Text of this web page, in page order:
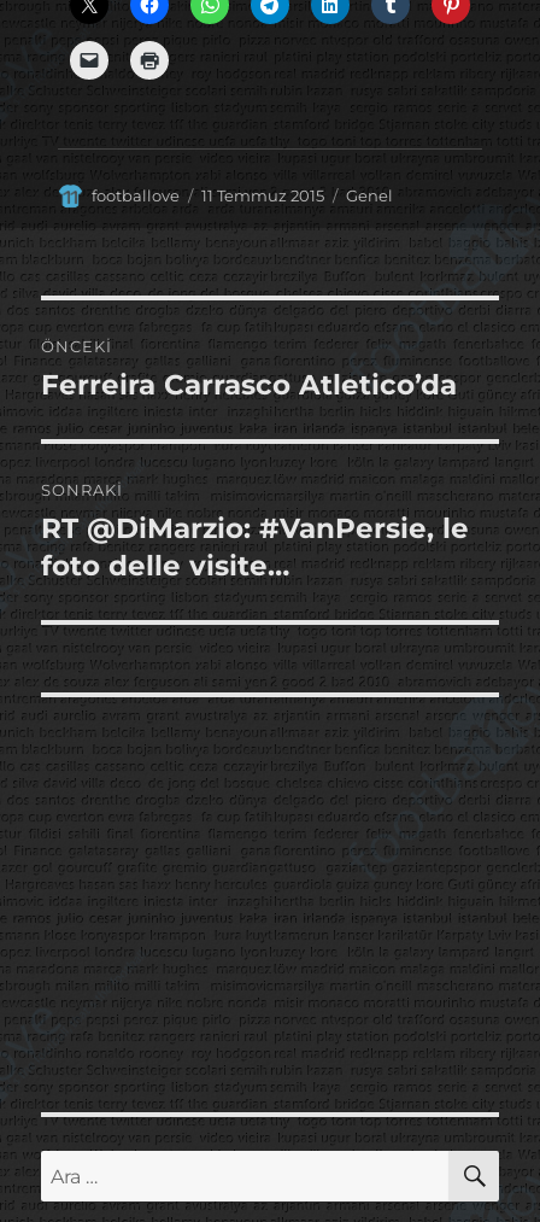
Yazar
footballove
Yayın
11 Temmuz 2015 Kategoriler
Genel
Yazı
gezinmesi
ÖNCEKI
Önceki
yazı:
Ferreira Carrasco Atletico’da
SONRAKI
Sonraki
yazı:
RT @DiMarzio: #VanPersie, le
foto delle visite…
Ara: